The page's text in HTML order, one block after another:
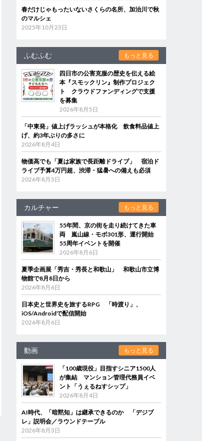
春だけじゃもったいないさくらの名所、加治川で秋
のマルシェ
2025年10月23日
ふむふむ もっと見る
四日市の公害克服の歴史を伝える絵
本『スモックリン』制作プロジェク
ト クラウドファンディングで支援
を募集
2026年8月5日
「中東発」値上げラッシュが本格化 飲食料品値上
げ、約3年ぶりの多さに
2026年8月4日
物価高でも「夏は家族で長距離ドライブ」 宿泊ド
ライブ予算4万円超、渋滞・猛暑への備えも必須
2026年8月3日
カルチャー もっと見る
55年間、京の街を走り続けてきた車
両 嵐山線・モボ301形、運行開始
55周年イベントを開催
2026年8月6日
夏季企画展「秀吉・秀長と和歌山」 和歌山市立博
物館で8月8日から
2026年8月6日
日本史と世界史を旅するRPG 「時渡り」、
iOS/Androidで配信開始
2026年8月6日
動画 もっと見る
「100歳現役」目指すシニア1500人
が集結 マンション管理代務員イベ
ント「うぇるねすシップ」
2026年8月4日
AI時代、「暗黙知」は継承できるのか 「デジブ
レ」説明会／ラウンドテーブル
2026年8月3日